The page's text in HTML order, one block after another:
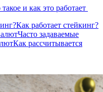
и как это работает
работает стейкинг?
задаваемые
рассчитывается